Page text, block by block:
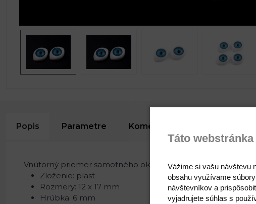
Popis Parametre Komentáre
Vnútorný priemer samotného oka 9 mm. Oči je možné
Zloženie: plast
Rozmery: 12 x 17 mm
Hrúbka: 6 mm
Táto
Vážime si vašu návštevu
obsahu využívame
návštevníkov a
vyjadrujete súhlas s